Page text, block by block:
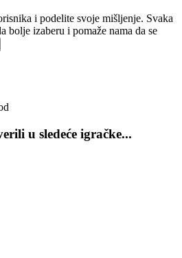
i podelite svoje mišljenje. Svaka
bolje izaberu i pomaže nama da se
u sledeće igračke...